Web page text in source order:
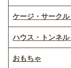
ケージ・サーク
ハウス・トンネ
おもちゃ